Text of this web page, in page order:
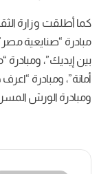
كما أطلقت وزارة
بين إيديك”، ومبادرة
أمانة”، ومبادرة
ومبادرة الورش